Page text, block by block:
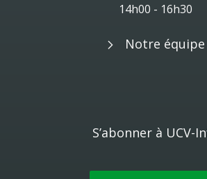
14h00 - 16h30
Notre équipe
S’abonner à UCV-